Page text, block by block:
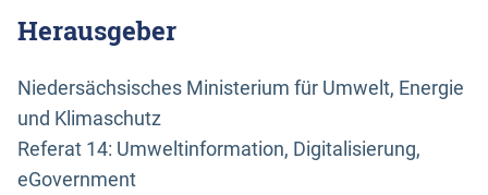
Herausgeber
Niedersächsisches Ministerium für Umwelt, Energie
und Klimaschutz
Referat 14: Umweltinformation, Digitalisierung,
eGovernment